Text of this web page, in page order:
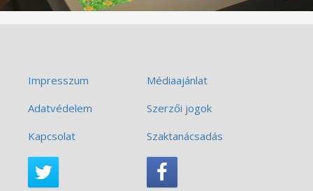
Impresszum
Médiaajánlat
Adatvédelem
Szerzői jogok
Kapcsolat
Szaktanácsadás